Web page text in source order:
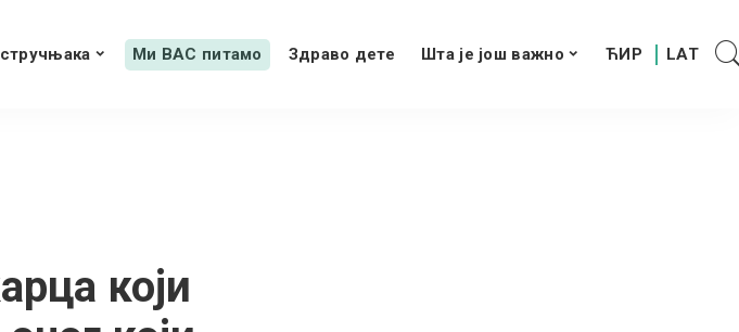
Ми ВАС питамо Здраво дете Шта је још важно
који